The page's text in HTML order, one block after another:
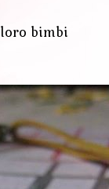
loro bimbi